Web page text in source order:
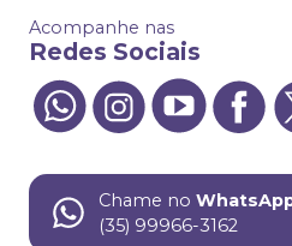
Acompanhe nas
Redes Sociais
Chame no
(35) 99966-3162